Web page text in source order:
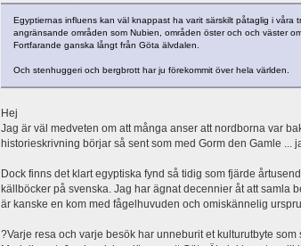
Egyptiernas influens kan väl knappast ha varit särskilt påtaglig i
angränsande områden som Nubien, områden öster och och väster
Fortfarande ganska långt från Göta älvdalen.
Och stenhuggeri och bergbrott har ju förekommit över hela världen.
Hej
Jag är väl medveten om att många anser att nordborna var
historieskrivning börjar så sent som med Gorm den Gamle ...
Dock finns det klart egyptiska fynd så tidig som fjärde
källböcker på svenska. Jag har ägnat decennier åt att samla
är kanske en kom med fågelhuvuden och omiskännelig
?Varje resa och varje besök har unneburit et kulturutbyte